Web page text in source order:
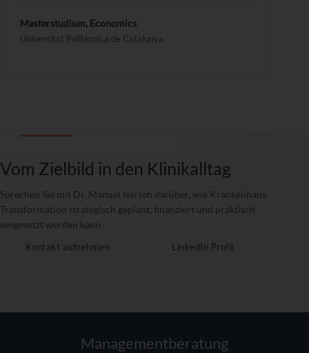
Masterstudium, Economics
Universitat Politècnica de Catalunya
Vom Zielbild in den Klinikalltag
Sprechen Sie mit Dr. Manuel Iserloh darüber, wie Krankenhaus-
Transformation strategisch geplant, finanziert und praktisch
umgesetzt werden kann.
Kontakt aufnehmen LinkedIn Profil
Managementberatung